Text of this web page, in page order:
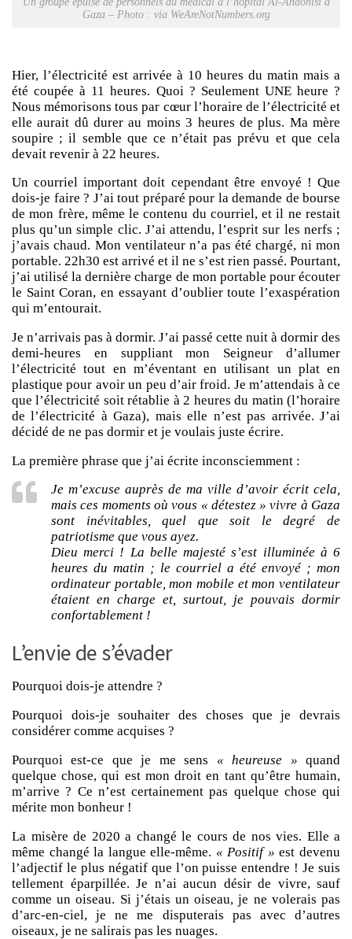
Gaza – Photo : via WeAreNotNumbers.org
Hier, l’électricité est arrivée à 10 heures du matin mais a
été coupée à 11 heures. Quoi ? Seulement UNE heure ?
Nous mémorisons tous par cœur l’horaire de l’électricité et
elle aurait dû durer au moins 3 heures de plus. Ma mère
soupire ; il semble que ce n’était pas prévu et que cela
devait revenir à 22 heures.
Un courriel important doit cependant être envoyé ! Que
dois-je faire ? J’ai tout préparé pour la demande de bourse
de mon frère, même le contenu du courriel, et il ne restait
plus qu’un simple clic. J’ai attendu, l’esprit sur les nerfs ;
j’avais chaud. Mon ventilateur n’a pas été chargé, ni mon
portable. 22h30 est arrivé et il ne s’est rien passé. Pourtant,
j’ai utilisé la dernière charge de mon portable pour écouter
le Saint Coran, en essayant d’oublier toute l’exaspération
qui m’entourait.
Je n’arrivais pas à dormir. J’ai passé cette nuit à dormir des
demi-heures en suppliant mon Seigneur d’allumer
l’électricité tout en m’éventant en utilisant un plat en
plastique pour avoir un peu d’air froid. Je m’attendais à ce
que l’électricité soit rétablie à 2 heures du matin (l’horaire
de l’électricité à Gaza), mais elle n’est pas arrivée. J’ai
décidé de ne pas dormir et je voulais juste écrire.
La première phrase que j’ai écrite inconsciemment :
Je m’excuse auprès de ma ville d’avoir écrit cela,
mais ces moments où vous « détestez » vivre à Gaza
sont inévitables, quel que soit le degré de
patriotisme que vous ayez.
Dieu merci ! La belle majesté s’est illuminée à 6
heures du matin ; le courriel a été envoyé ; mon
ordinateur portable, mon mobile et mon ventilateur
étaient en charge et, surtout, je pouvais dormir
confortablement !
L’envie de s’évader
Pourquoi dois-je attendre ?
Pourquoi dois-je souhaiter des choses que je devrais
considérer comme acquises ?
Pourquoi est-ce que je me sens « heureuse » quand
quelque chose, qui est mon droit en tant qu’être humain,
m’arrive ? Ce n’est certainement pas quelque chose qui
mérite mon bonheur !
La misère de 2020 a changé le cours de nos vies. Elle a
même changé la langue elle-même. « Positif » est devenu
l’adjectif le plus négatif que l’on puisse entendre ! Je suis
tellement éparpillée. Je n’ai aucun désir de vivre, sauf
comme un oiseau. Si j’étais un oiseau, je ne volerais pas
d’arc-en-ciel, je ne me disputerais pas avec d’autres
oiseaux, je ne salirais pas les nuages.